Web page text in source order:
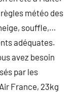
météo des
souffle,…
adéquates.
avez besoin
par les
France, 23kg